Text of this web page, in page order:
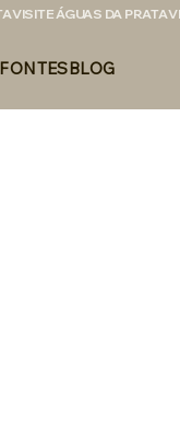
FONTESBLOG